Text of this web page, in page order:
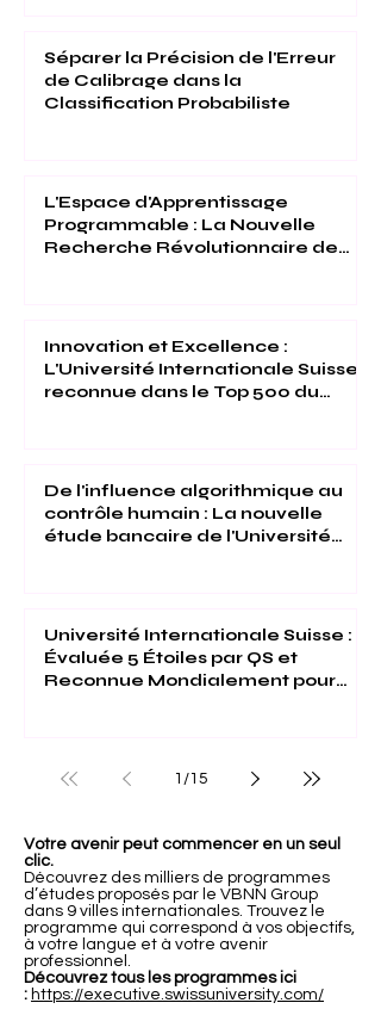
Séparer la Précision de l'Erreur
de Calibrage dans la
Classification Probabiliste
L'Espace d'Apprentissage
Programmable : La Nouvelle
Recherche Révolutionnaire de
Innovation et Excellence :
L'Université Internationale Suisse
reconnue dans le Top 500 du
De l'influence algorithmique au
contrôle humain : La nouvelle
étude bancaire de l'Université
Université Internationale Suisse :
Évaluée 5 Étoiles par QS et
Reconnue Mondialement pour
1 /15
Votre avenir peut commencer en un seul
clic.
Découvrez des milliers de programmes
d’études proposés par le VBNN Group
dans 9 villes internationales. Trouvez le
programme qui correspond à vos objectifs,
à votre langue et à votre avenir
professionnel.
Découvrez tous les programmes ici
: https://executive.swissuniversity.com/